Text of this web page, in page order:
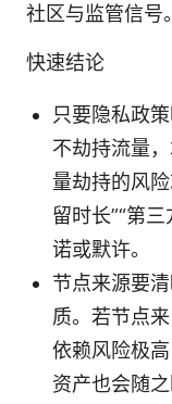
社区与监管信号。
快速结论
只要隐私政
不劫持流量
量劫持的风
留时长”“第
诺或默许。
节点来源要
质。若节点
依赖风险极
资产也会随之